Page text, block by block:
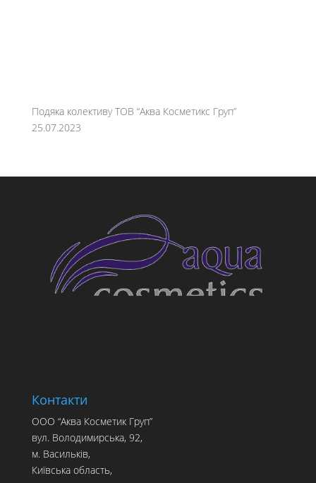
Подяка колективу ТОВ “Аква Косметикс Груп”
25.07.2023
Контакти
ООО “Аква Косметик Груп”
вул. Володимирська, 92,
м. Васильків,
Київська область,